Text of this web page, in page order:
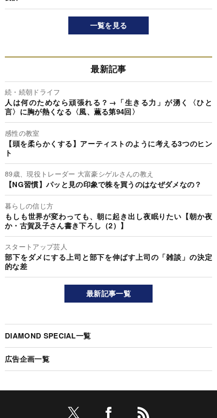
一覧を見る
最新記事
続・続朝ドライフ
人は何のためなら頑張れる？→「生きる力」が湧く〈ひと
言〉に胸が熱くなる〈風、薫る第94回〉
感性の教室
【頭を柔らかくする】アーティストのように考える3つのヒン
ト
89歳、現役トレーダー 大富豪シゲルさんの教え
【NG習慣】パッと見の印象で株を買うのはなぜダメなの？
暮らしの信じ方
もしも世界が変わっても、朝に起き出し夜眠りたい【朝か夜
か・古賀及子さん書き下ろし（2）】
スタートアップ芸人
部下をダメにする上司と部下を伸ばす上司の「雑談」の決定
的な差
最新記事一覧
DIAMOND SPECIAL一覧
広告企画一覧